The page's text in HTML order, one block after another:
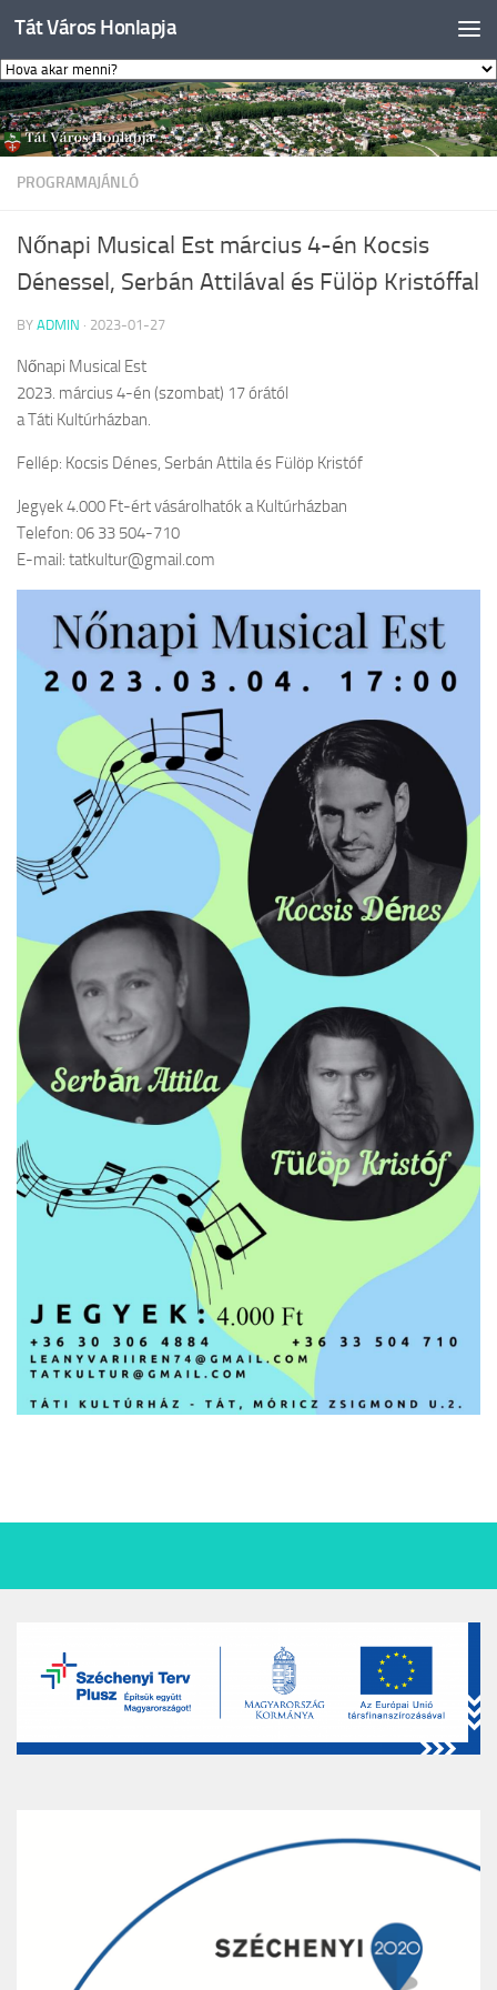
Skip to content
Tát Város Honlapja
PROGRAMAJÁNLÓ
Nőnapi Musical Est március 4-én Kocsis
Dénessel, Serbán Attilával és Fülöp Kristóffal
BY ADMIN · 2023-01-27
Nőnapi Musical Est
2023. március 4-én (szombat) 17 órától
a Táti Kultúrházban.
Fellép: Kocsis Dénes, Serbán Attila és Fülöp Kristóf
Jegyek 4.000 Ft-ért vásárolhatók a Kultúrházban
Telefon: 06 33 504-710
E-mail: tatkultur@gmail.com